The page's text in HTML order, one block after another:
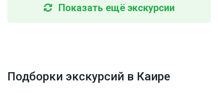
Показать ещё экскурсии
Подборки экскурсий в Каире